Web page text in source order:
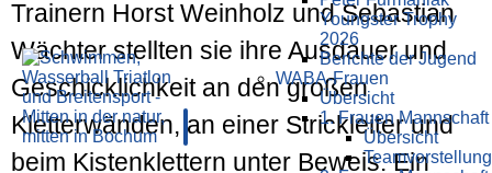
Youngster Trophy
2026
Berichte der Jugend
WABA-Frauen
Übersicht
1. Frauen Mannschaft
Übersicht
Teamvorstellung
Trainern Horst Weinholz und Sebastian
Wächter stellten sie ihre Ausdauer und
Geschicklichkeit an den großen
Kletterwänden, an einer Strickleiter und
beim Kistenklettern unter Beweis. Ein